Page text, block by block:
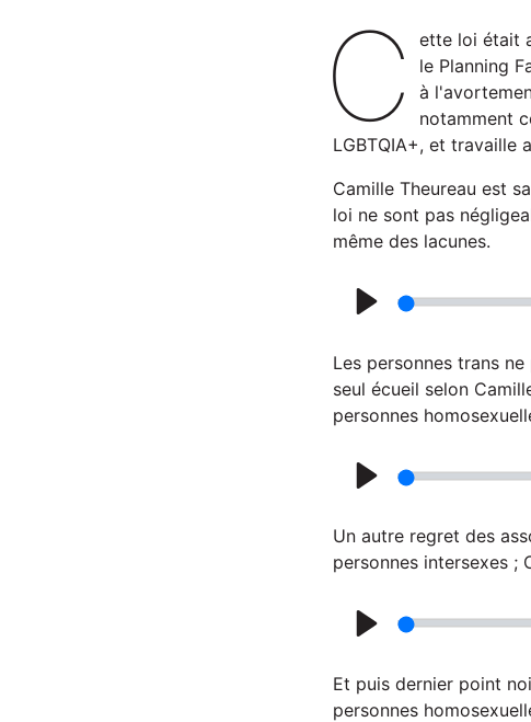
C
ette loi était
le Planning
à
notamment
LGBTQIA+, et travaille
Camille Theureau est
loi ne sont pas
même des lacunes.
l
a
y
Les personnes trans
seul écueil selon
personnes
l
a
Un autre regret des
personnes intersexes ;
l
a
Et puis dernier point
personnes